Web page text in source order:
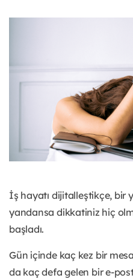
İş hayatı dijitalleştikçe, bir
yandansa dikkatiniz hiç
başladı.
Gün içinde kaç kez bir
da kaç defa gelen bir e-